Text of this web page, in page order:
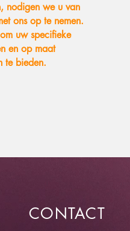
nodigen we u van
ons op te nemen.
uw specifieke
en op maat
te bieden.
CONTACT